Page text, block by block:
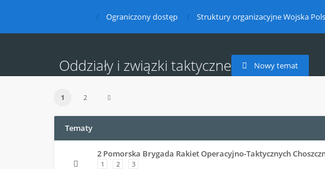
Ograniczony dostęp Struktury organizacyjne Wojska
Oddziały i związki taktyczne Nowy temat
1 2
Tematy
2 Pomorska Brygada Rakiet Operacyjno-Taktycznych
1 2
3